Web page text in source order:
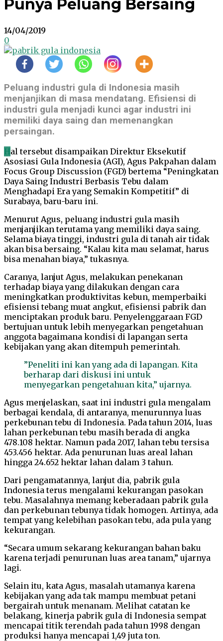
Punya Peluang Bersaing
14/04/2019
0
Peluang industri gula di Indonesia masih
menjanjikan di masa mendatang. Efisiensi di
industri gula menjadi kunci agar industri ini
memiliki daya saing dan memenangkan
persaingan.
Hal tersebut disampaikan Direktur Eksekutif
Asosiasi Gula Indonesia (AGI), Agus Pakpahan dalam
Focus Group Discussion (FGD) bertema “Peningkatan
Daya Saing Industri Berbasis Tebu dalam
Menghadapi Era yang Semakin Kompetitif” di
Surabaya, baru-baru ini.
Menurut Agus, peluang industri gula masih
menjanjikan terutama yang memiliki daya saing.
Selama biaya tinggi, industri gula di tanah air tidak
akan bisa bersaing. “Kalau kita mau selamat, harus
bisa menahan biaya,” tukasnya.
Caranya, lanjut Agus, melakukan penekanan
terhadap biaya yang dilakukan dengan cara
meningkatkan produktivitas kebun, memperbaiki
efisiensi tebang muat angkut, efisiensi pabrik dan
menciptakan produk baru. Penyelenggaraan FGD
bertujuan untuk lebih menyegarkan pengetahuan
anggota bagaimana kondisi di lapangan serta
kebijakan yang akan ditempuh pemerintah.
”Peneliti ini kan yang ada di lapangan. Kita
berharap dari diskusi ini untuk
menyegarkan pengetahuan kita,” ujarnya.
Agus menjelaskan, saat ini industri gula mengalam
berbagai kendala, di antaranya, menurunnya luas
perkebunan tebu di Indonesia. Pada tahun 2014, luas
lahan perkebunan tebu masih berada di angka
478.108 hektar. Namun pada 2017, lahan tebu tersisa
453.456 hektar. Ada penurunan luas areal lahan
hingga 24.652 hektar lahan dalam 3 tahun.
Dari pengamatannya, lanjut dia, pabrik gula
Indonesia terus mengalami kekurangan pasokan
tebu. Masalahnya memang keberadaan pabrik gula
dan perkebunan tebunya tidak homogen. Artinya, ada
tempat yang kelebihan pasokan tebu, ada pula yang
kekurangan.
“Secara umum sekarang kekurangan bahan baku
karena terjadi penurunan luas area tanam,” ujarnya
lagi.
Selain itu, kata Agus, masalah utamanya karena
kebijakan yang ada tak mampu membuat petani
bergairah untuk menanam. Melihat catatan ke
belakang, kinerja pabrik gula di Indonesia sempat
mencapai titik terendah pada tahun 1998 dengan
produksi hanya mencapai 1,49 juta ton.